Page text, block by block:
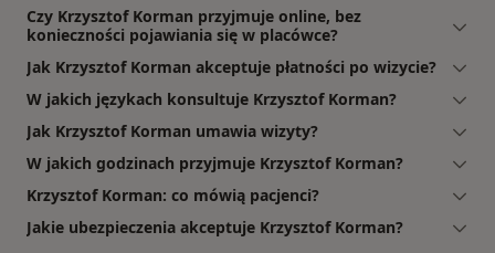
Czy Krzysztof Korman przyjmuje online, bez
konieczności pojawiania się w placówce?
Jak Krzysztof Korman akceptuje płatności po wizycie?
W jakich językach konsultuje Krzysztof Korman?
Jak Krzysztof Korman umawia wizyty?
W jakich godzinach przyjmuje Krzysztof Korman?
Krzysztof Korman: co mówią pacjenci?
Jakie ubezpieczenia akceptuje Krzysztof Korman?